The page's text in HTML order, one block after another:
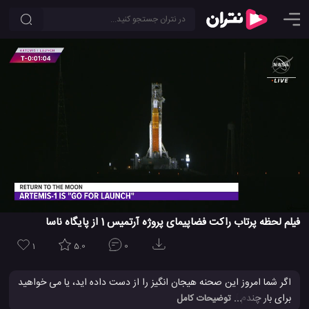
فیلم لحظه پرتاب راکت فضاپیمای پروژه آرتمیس 1 از پایگاه ناسا
1 5.0 0
اگر شما امروز این صحنه هیجان انگیز را از دست داده اید، یا می خواهید
برای بار چندم آن را تماشا کنید، با ما در اینجا همراه باشید.
... توضیحات کامل